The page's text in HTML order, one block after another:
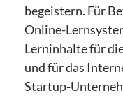
begeistern. Für
Online-
Lerninhalte für
und für das
Startup-